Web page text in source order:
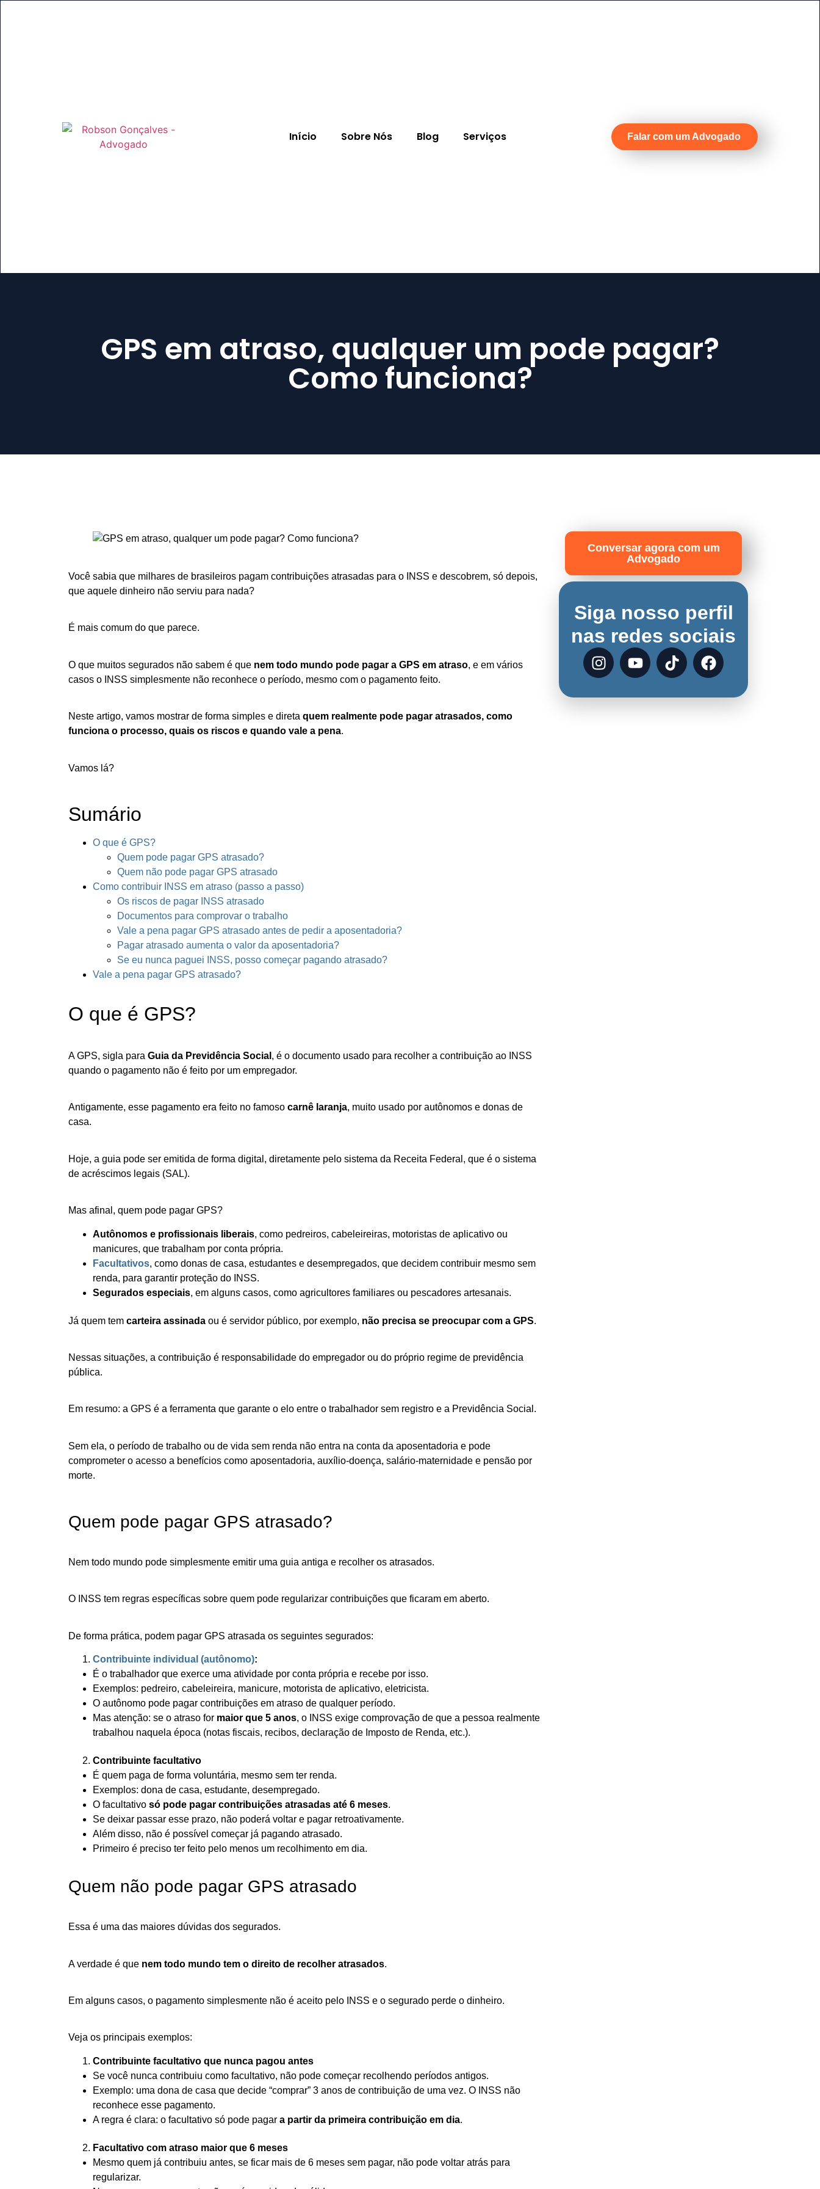
Início Sobre Nós Blog Serviços Falar com um Advogado
GPS em atraso, qualquer um pode pagar?
Como funciona?
Você sabia que milhares de brasileiros pagam contribuições atrasadas para o INSS e descobrem, só depois,
que aquele dinheiro não serviu para nada?
É mais comum do que parece.
O que muitos segurados não sabem é que nem todo mundo pode pagar a GPS em atraso, e em vários
casos o INSS simplesmente não reconhece o período, mesmo com o pagamento feito.
Neste artigo, vamos mostrar de forma simples e direta quem realmente pode pagar atrasados, como
funciona o processo, quais os riscos e quando vale a pena.
Vamos lá?
Sumário
O que é GPS?
Quem pode pagar GPS atrasado?
Quem não pode pagar GPS atrasado
Como contribuir INSS em atraso (passo a passo)
Os riscos de pagar INSS atrasado
Documentos para comprovar o trabalho
Vale a pena pagar GPS atrasado antes de pedir a aposentadoria?
Pagar atrasado aumenta o valor da aposentadoria?
Se eu nunca paguei INSS, posso começar pagando atrasado?
Vale a pena pagar GPS atrasado?
O que é GPS?
A GPS, sigla para Guia da Previdência Social , é o documento usado para recolher a contribuição ao INSS
quando o pagamento não é feito por um empregador.
Antigamente, esse pagamento era feito no famoso carnê laranja, muito usado por autônomos e donas de
casa.
Hoje, a guia pode ser emitida de forma digital, diretamente pelo sistema da Receita Federal, que é o sistema
de acréscimos legais (SAL).
Mas afinal, quem pode pagar GPS?
Autônomos e profissionais liberais, como pedreiros, cabeleireiras, motoristas de aplicativo ou
manicures, que trabalham por conta própria.
Facultativos, como donas de casa, estudantes e desempregados, que decidem contribuir mesmo sem
renda, para garantir proteção do INSS.
Segurados especiais, em alguns casos, como agricultores familiares ou pescadores artesanais.
Já quem tem carteira assinada ou é servidor público, por exemplo, não precisa se preocupar com a GPS.
Nessas situações, a contribuição é responsabilidade do empregador ou do próprio regime de previdência
pública.
Em resumo: a GPS é a ferramenta que garante o elo entre o trabalhador sem registro e a Previdência Social.
Sem ela, o período de trabalho ou de vida sem renda não entra na conta da aposentadoria e pode
comprometer o acesso a benefícios como aposentadoria, auxílio-doença, salário-maternidade e pensão por
morte.
Quem pode pagar GPS atrasado?
Nem todo mundo pode simplesmente emitir uma guia antiga e recolher os atrasados.
O INSS tem regras específicas sobre quem pode regularizar contribuições que ficaram em aberto.
De forma prática, podem pagar GPS atrasada os seguintes segurados:
Contribuinte individual (autônomo):
É o trabalhador que exerce uma atividade por conta própria e recebe por isso.
Exemplos: pedreiro, cabeleireira, manicure, motorista de aplicativo, eletricista.
O autônomo pode pagar contribuições em atraso de qualquer período.
Mas atenção: se o atraso for maior que 5 anos, o INSS exige comprovação de que a pessoa realmente
trabalhou naquela época (notas fiscais, recibos, declaração de Imposto de Renda, etc.).
Contribuinte facultativo
É quem paga de forma voluntária, mesmo sem ter renda.
Exemplos: dona de casa, estudante, desempregado.
O facultativo só pode pagar contribuições atrasadas até 6 meses.
Se deixar passar esse prazo, não poderá voltar e pagar retroativamente.
Além disso, não é possível começar já pagando atrasado.
Primeiro é preciso ter feito pelo menos um recolhimento em dia.
Quem não pode pagar GPS atrasado
Essa é uma das maiores dúvidas dos segurados.
A verdade é que nem todo mundo tem o direito de recolher atrasados.
Em alguns casos, o pagamento simplesmente não é aceito pelo INSS e o segurado perde o dinheiro.
Veja os principais exemplos:
Contribuinte facultativo que nunca pagou antes
Se você nunca contribuiu como facultativo, não pode começar recolhendo períodos antigos.
Exemplo: uma dona de casa que decide “comprar” 3 anos de contribuição de uma vez. O INSS não
reconhece esse pagamento.
A regra é clara: o facultativo só pode pagar a partir da primeira contribuição em dia.
Facultativo com atraso maior que 6 meses
Mesmo quem já contribuiu antes, se ficar mais de 6 meses sem pagar, não pode voltar atrás para
regularizar.
Conversar agora com um
Advogado
Siga nosso perfil
nas redes sociais